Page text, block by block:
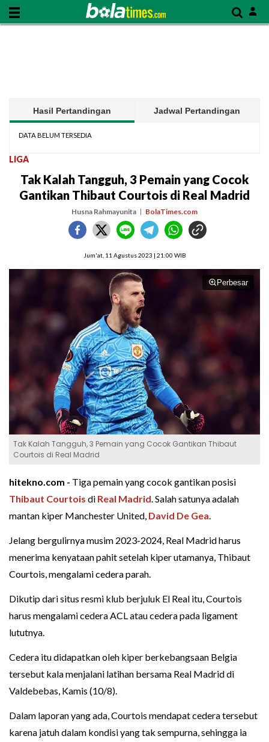
Hasil Pertandingan Jadwal Pertandingan
DATA BELUM TERSEDIA
LIGA
Tak Kalah Tangguh, 3 Pemain yang Cocok
Gantikan Thibaut Courtois di Real Madrid
Husna Rahmayunita BolaTimes.com
Jum'at, 11 Agustus 2023 | 21:00 WIB
Perbesar
Tak Kalah Tangguh, 3 Pemain yang Cocok Gantikan Thibaut
Courtois di Real Madrid
hitekno.com - Tiga pemain yang cocok gantikan posisi
Thibaut Courtois di Real Madrid. Salah satunya adalah
mantan kiper Manchester United, David De Gea.
Jelang bergulirnya musim 2023-2024, Real Madrid harus
menerima kenyataan pahit setelah kiper utamanya, Thibaut
Courtois, mengalami cedera parah.
Dikutip dari situs resmi klub berjuluk El Real itu, Courtois
harus mengalami cedera ACL atau cedera pada ligament
lututnya.
Cedera itu didapatkan oleh kiper berkebangsaan Belgia
tersebut kala menjalani latihan bersama Real Madrid di
Valdebebas, Kamis (10/8).
Dalam laporan yang ada, Courtois mendapat cedera tersebut
karena jatuh dalam kondisi yang tak sempurna, sehingga ia